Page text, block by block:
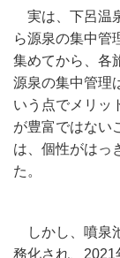
実は、下呂温
ら源泉の集中管
集めてから、各
源泉の集中管理
いう点でメリッ
が豊富ではない
は、個性がはっ
た。
しかし、噴泉
務化され、2021